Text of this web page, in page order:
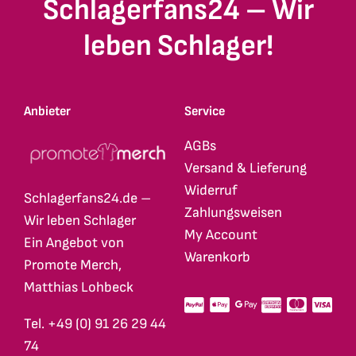
Schlagerfans24 – Wir
leben Schlager!
Anbieter
Schlagerfans24.de –
Wir leben Schlager
Ein Angebot von
Promote Merch,
Matthias Lohbeck
Tel. +49 (0) 91 26 29 44
74
Service
AGBs
Versand & Lieferung
Widerruf
Zahlungsweisen
My Account
Warenkorb